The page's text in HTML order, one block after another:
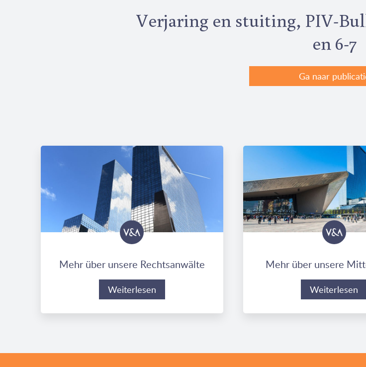
Verjaring en stuiting, PIV-
en 6-7
Ga naar
Mehr über unsere Rechtsanwälte
Weiterlesen
Mehr über unsere
Weiterlesen